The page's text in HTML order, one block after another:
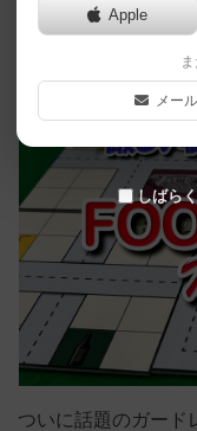
ついに話題のガード
Apple
メー
しばら